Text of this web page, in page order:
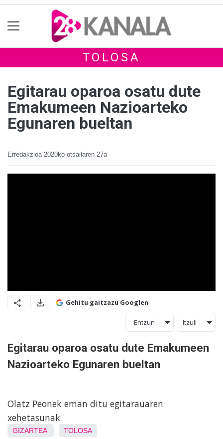
TOLOSA
Egitarau oparoa osatu dute
Emakumeen Nazioarteko
Egunaren bueltan
Erredakzioa 2020ko otsailaren 27a
Gehitu gaitzazu Googlen
Entzun Itzuli
Egitarau oparoa osatu dute Emakumeen
Nazioarteko Egunaren bueltan
Olatz Peonek eman ditu egitarauaren
xehetasunak
GIZARTEA TOLOSA